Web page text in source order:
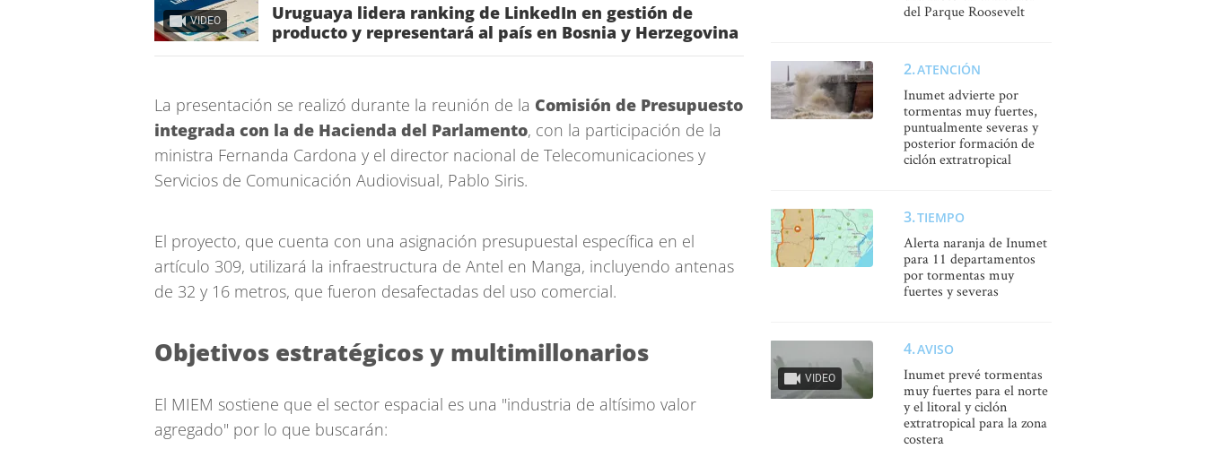
VIDEO
Uruguaya lidera ranking de LinkedIn en gestión de
producto y representará al país en Bosnia y Herzegovina
La presentación se realizó durante la reunión de la Comisión de Presupuesto
integrada con la de Hacienda del Parlamento, con la participación de la
ministra Fernanda Cardona y el director nacional de Telecomunicaciones y
Servicios de Comunicación Audiovisual, Pablo Siris.
El proyecto, que cuenta con una asignación presupuestal específica en el
artículo 309, utilizará la infraestructura de Antel en Manga, incluyendo antenas
de 32 y 16 metros, que fueron desafectadas del uso comercial.
Objetivos estratégicos y multimillonarios
El MIEM sostiene que el sector espacial es una "industria de altísimo valor
agregado" por lo que buscarán:
del Parque Roosevelt
ATENCIÓN
Inumet advierte por
tormentas muy fuertes,
puntualmente severas y
posterior formación de
ciclón extratropical
TIEMPO
Alerta naranja de Inumet
para 11 departamentos
por tormentas muy
fuertes y severas
VIDEO
AVISO
Inumet prevé tormentas
muy fuertes para el norte
y el litoral y ciclón
extratropical para la zona
costera